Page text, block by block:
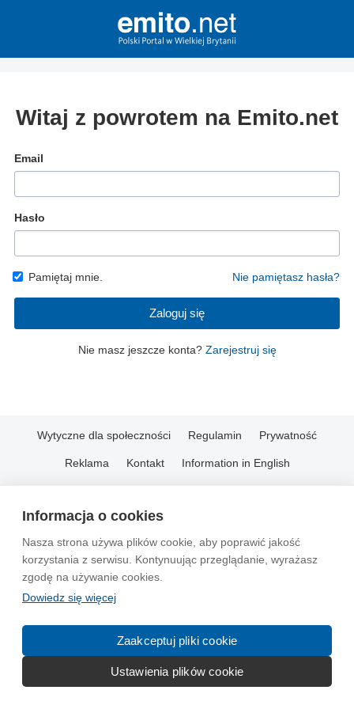
Informacja o cookies
Nasza strona używa plików cookie, aby poprawić jakość
korzystania z serwisu. Kontynuując przeglądanie, wyrażasz
zgodę na używanie cookies.
Dowiedz się więcej
Zaakceptuj pliki cookie
Ustawienia plików cookie
Witaj z powrotem na Emito.net
Email
Hasło
Pamiętaj mnie. Nie pamiętasz hasła?
Zaloguj się
Nie masz jeszcze konta? Zarejestruj się
Wytyczne dla społeczności Regulamin Prywatność
Reklama Kontakt Information in English